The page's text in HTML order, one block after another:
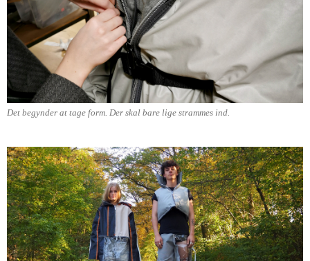
Det begynder at tage form. Der skal bare lige strammes ind.